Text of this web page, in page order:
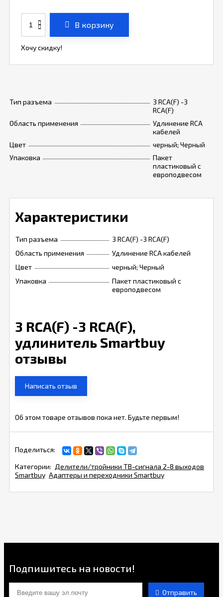
Тип разъема
3 RCA(F) -3
RCA(F)
Область применения
Удлинение RCA
кабелей
Цвет
черный; Черный
Упаковка
Пакет
пластиковый с
европодвесом
В корзину
Хочу скидку!
Характеристики
Тип разъема
3 RCA(F) -3 RCA(F)
Область применения
Удлинение RCA кабелей
Цвет
черный; Черный
Упаковка
Пакет пластиковый с
европодвесом
3 RCA(F) -3 RCA(F),
удлинитель Smartbuy
отзывы
Написать отзыв
Об этом товаре отзывов пока нет. Будьте первым!
Поделиться:
Категории: Делители/тройники ТВ-сигнала 2-8 выходов
Smartbuy Адаптеры и переходники Smartbuy
Подпишитесь на новости!
Отправить